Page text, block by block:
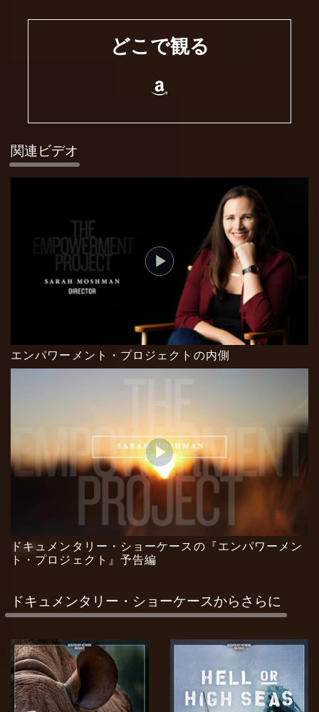
どこで観る
関連ビデオ
エンパワーメント・プロジェクトの内側
ドキュメンタリー・ショーケースの『エンパワーメン
ト・プロジェクト』予告編
ドキュメンタリー・ショーケースからさらに